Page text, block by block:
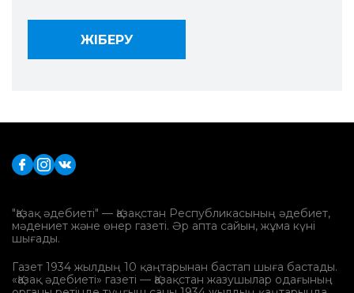
"Қазақ әдебиеті" — Қазақстан Республикасының әдебиет,
мәдениет және өнер газеті. Әр апта сайын, жұма күні
шығады.
Газет 1934 жылдың 10 қаңтарынан бастап шыға бастады.
«Қазақ әдебиеті» газеті — Қазақстан жазушылар одағының